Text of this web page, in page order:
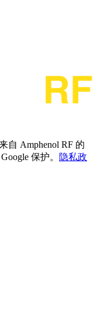
自 Amphenol RF 的
保护。
隐私政